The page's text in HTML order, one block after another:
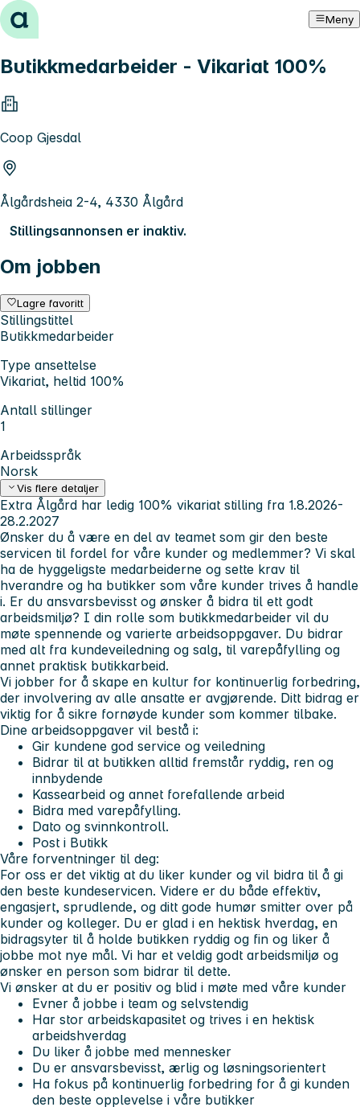
Hopp til innhold Meny
Butikkmedarbeider - Vikariat 100%
Coop Gjesdal
Ålgårdsheia 2-4, 4330 Ålgård
Stillingsannonsen er inaktiv.
Om jobben
Lagre favoritt
Stillingstittel
Butikkmedarbeider
Type ansettelse
Vikariat, heltid 100%
Antall stillinger
1
Arbeidsspråk
Norsk
Vis flere detaljer
Extra Ålgård har ledig 100% vikariat stilling fra 1.8.2026-
28.2.2027
Ønsker du å være en del av teamet som gir den beste
servicen til fordel for våre kunder og medlemmer? Vi skal
ha de hyggeligste medarbeiderne og sette krav til
hverandre og ha butikker som våre kunder trives å handle
i. Er du ansvarsbevisst og ønsker å bidra til ett godt
arbeidsmiljø? I din rolle som butikkmedarbeider vil du
møte spennende og varierte arbeidsoppgaver. Du bidrar
med alt fra kundeveiledning og salg, til varepåfylling og
annet praktisk butikkarbeid.
Vi jobber for å skape en kultur for kontinuerlig forbedring,
der involvering av alle ansatte er avgjørende. Ditt bidrag er
viktig for å sikre fornøyde kunder som kommer tilbake.
Dine arbeidsoppgaver vil bestå i:
Gir kundene god service og veiledning
Bidrar til at butikken alltid fremstår ryddig, ren og
innbydende
Kassearbeid og annet forefallende arbeid
Bidra med varepåfylling.
Dato og svinnkontroll.
Post i Butikk
Våre forventninger til deg:
For oss er det viktig at du liker kunder og vil bidra til å gi
den beste kundeservicen. Videre er du både effektiv,
engasjert, sprudlende, og ditt gode humør smitter over på
kunder og kolleger. Du er glad i en hektisk hverdag, en
bidragsyter til å holde butikken ryddig og fin og liker å
jobbe mot nye mål. Vi har et veldig godt arbeidsmiljø og
ønsker en person som bidrar til dette.
Vi ønsker at du er positiv og blid i møte med våre kunder
Evner å jobbe i team og selvstendig
Har stor arbeidskapasitet og trives i en hektisk
arbeidshverdag
Du liker å jobbe med mennesker
Du er ansvarsbevisst, ærlig og løsningsorientert
Ha fokus på kontinuerlig forbedring for å gi kunden
den beste opplevelse i våre butikker